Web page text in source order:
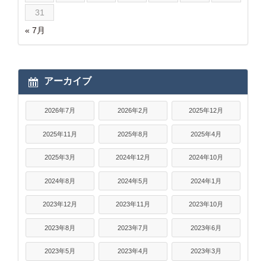
« 7月
31
アーカイブ
2026年7月 2026年2月 2025年12月
2025年11月 2025年8月 2025年4月
2025年3月 2024年12月 2024年10月
2024年8月 2024年5月 2024年1月
2023年12月 2023年11月 2023年10月
2023年8月 2023年7月 2023年6月
2023年5月 2023年4月 2023年3月